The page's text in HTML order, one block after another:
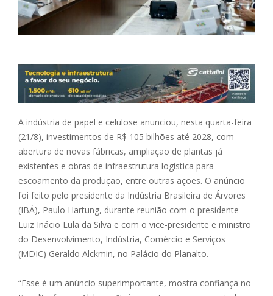
A indústria de papel e celulose anunciou, nesta quarta-feira
(21/8), investimentos de R$ 105 bilhões até 2028, com
abertura de novas fábricas, ampliação de plantas já
existentes e obras de infraestrutura logística para
escoamento da produção, entre outras ações. O anúncio
foi feito pelo presidente da Indústria Brasileira de Árvores
(IBÁ), Paulo Hartung, durante reunião com o presidente
Luiz Inácio Lula da Silva e com o vice-presidente e ministro
do Desenvolvimento, Indústria, Comércio e Serviços
(MDIC) Geraldo Alckmin, no Palácio do Planalto.
“Esse é um anúncio superimportante, mostra confiança no